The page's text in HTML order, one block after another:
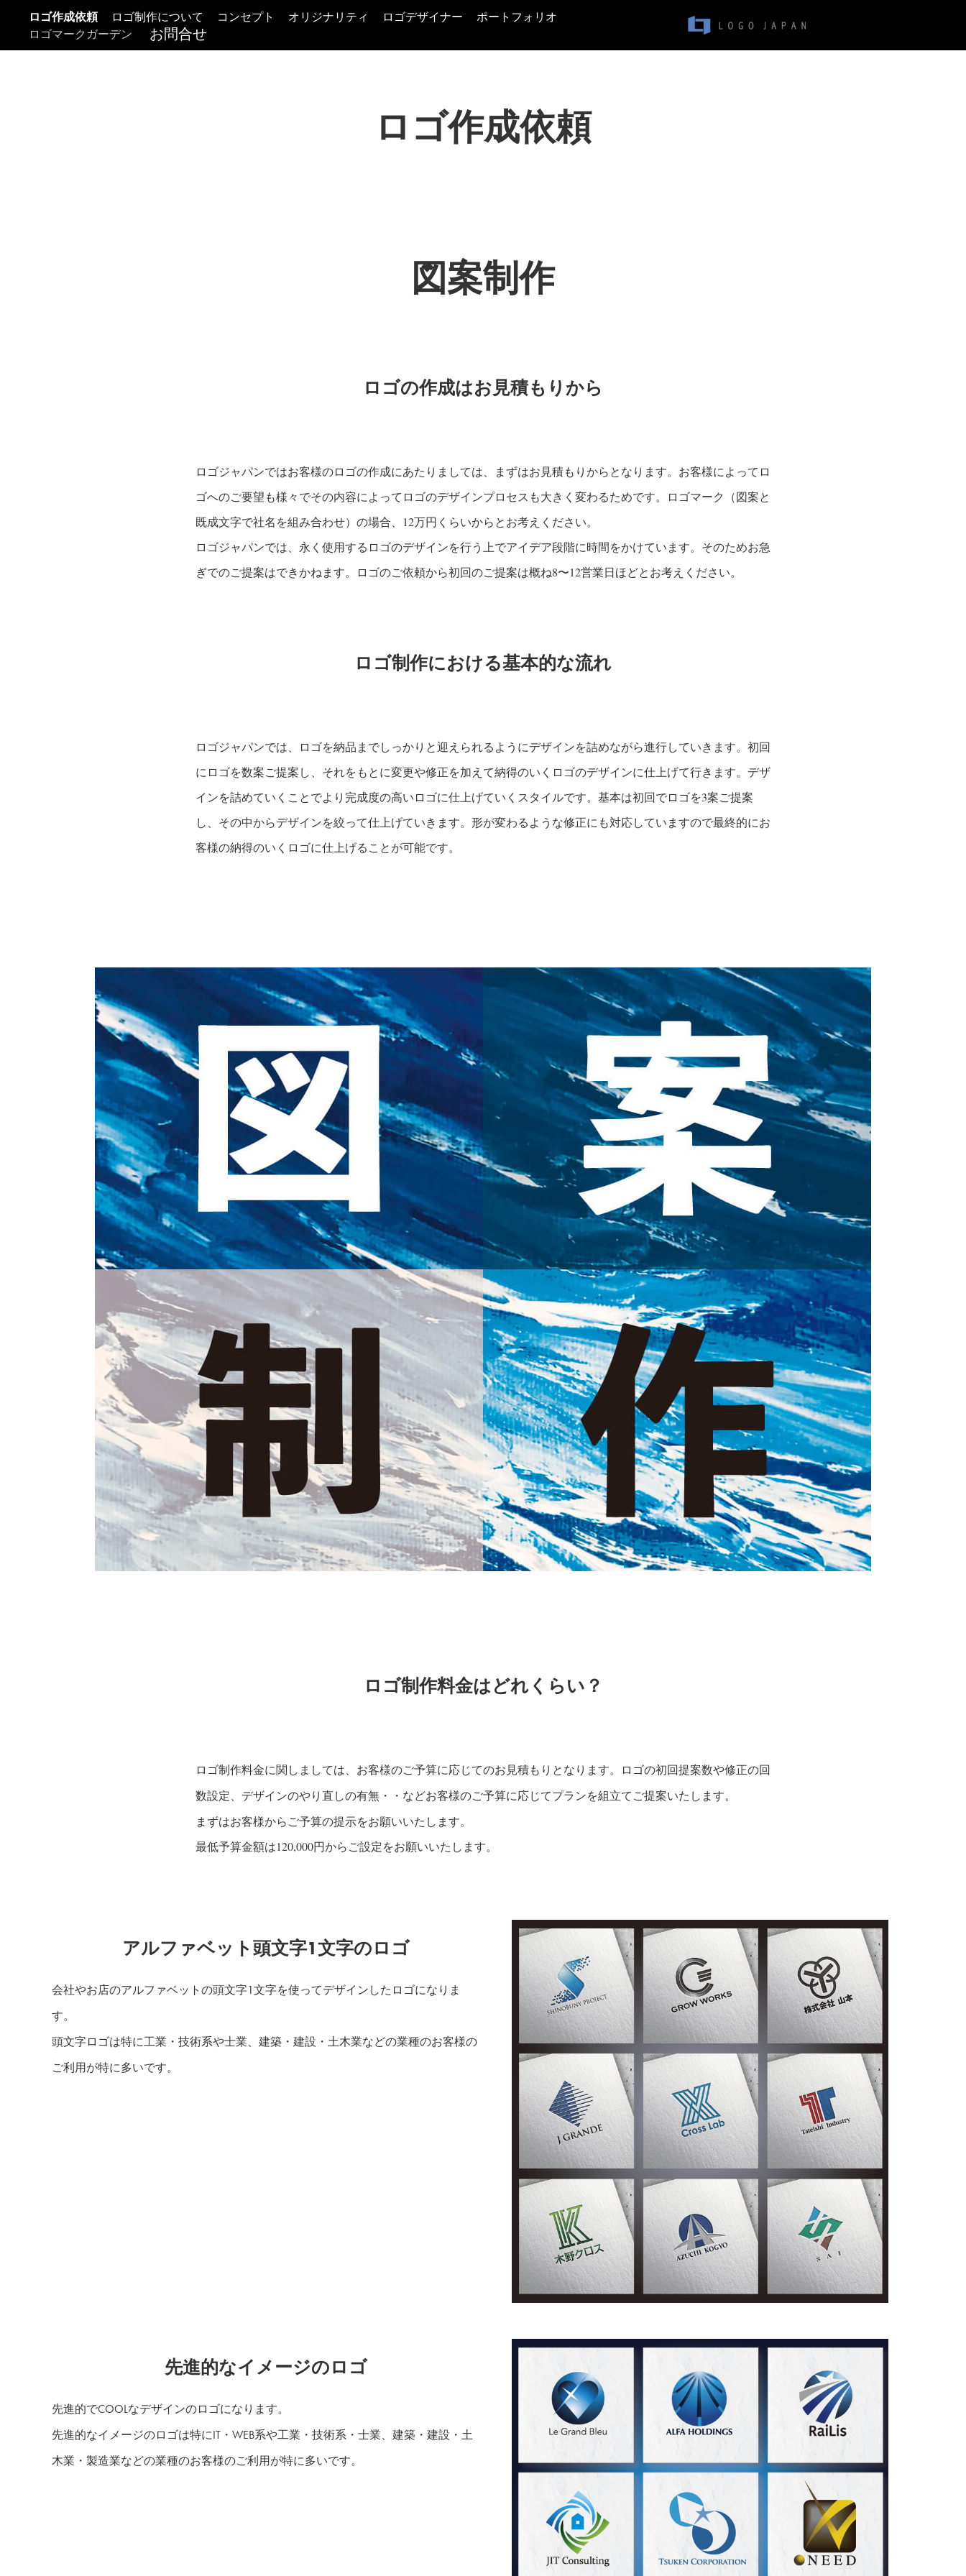
ロゴ作成依頼 ロゴ制作について コンセプト オリジナリティ ロゴデザイナー
ポートフォリオ
ロゴマークガーデン
お問合せ
ロゴ作成依頼
図案制作
ロゴの作成はお見積もりから
ロゴジャパンではお客様のロゴの作成にあたりましては、まずはお見積もりからとなります。お客様によってロ
ゴへのご要望も様々でその内容によってロゴのデザインプロセスも大きく変わるためです。ロゴマーク（図案と
既成文字で社名を組み合わせ）の場合、12万円くらいからとお考えください。
ロゴジャパンでは、永く使用するロゴのデザインを行う上でアイデア段階に時間をかけています。そのためお急
ぎでのご提案はできかねます。ロゴのご依頼から初回のご提案は概ね8〜12営業日ほどとお考えください。
ロゴ制作における基本的な流れ
ロゴジャパンでは、ロゴを納品までしっかりと迎えられるようにデザインを詰めながら進行していきます。初回
にロゴを数案ご提案し、それをもとに変更や修正を加えて納得のいくロゴのデザインに仕上げて行きます。デザ
インを詰めていくことでより完成度の高いロゴに仕上げていくスタイルです。基本は初回でロゴを3案ご提案
し、その中からデザインを絞って仕上げていきます。形が変わるような修正にも対応していますので最終的にお
客様の納得のいくロゴに仕上げることが可能です。
ロゴ制作料金はどれくらい？
ロゴ制作料金に関しましては、お客様のご予算に応じてのお見積もりとなります。ロゴの初回提案数や修正の回
数設定、デザインのやり直しの有無・・などお客様のご予算に応じてプランを組立てご提案いたします。
まずはお客様からご予算の提示をお願いいたします。
最低予算金額は120,000円からご設定をお願いいたします。
アルファベット頭文字1文字のロゴ
会社やお店のアルファベットの頭文字1文字を使ってデザインしたロゴになりま
す。
頭文字ロゴは特に工業・技術系や士業、建築・建設・土木業などの業種のお客様の
ご利用が特に多いです。
先進的なイメージのロゴ
先進的でCOOLなデザインのロゴになります。
先進的なイメージのロゴは特にIT・WEB系や工業・技術系・士業、建築・建設・土
木業・製造業などの業種のお客様のご利用が特に多いです。